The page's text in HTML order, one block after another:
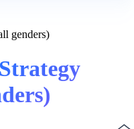
genders)